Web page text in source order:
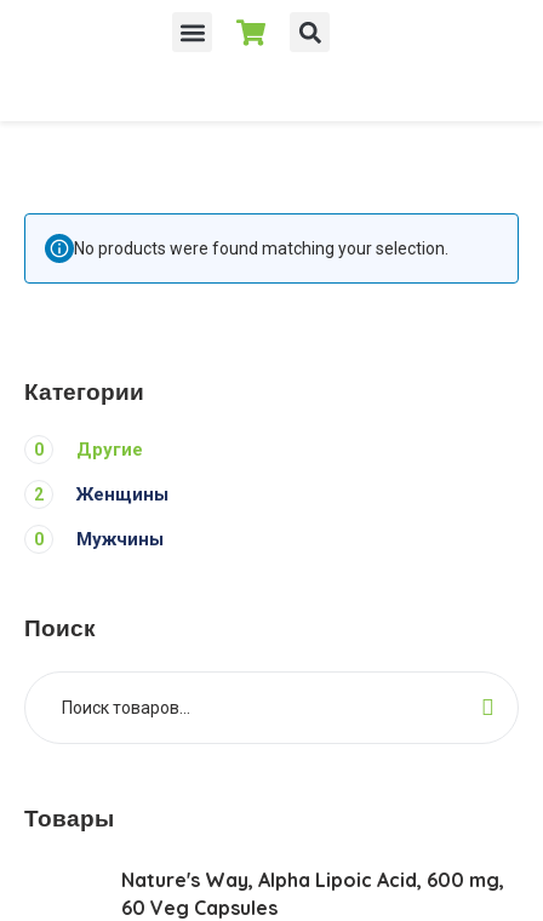
No products were found matching your selection.
Категории
Другие
0
Женщины
2
Мужчины
0
Поиск
Товары
Nature's Way, Alpha Lipoic Acid, 600 mg,
60 Veg Capsules